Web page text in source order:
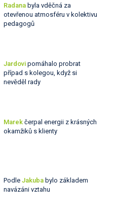
Radanabyla vděčná za
otevřenou atmosféru v kolektivu
pedagogů
Jardovi pomáhalo probrat
případ s kolegou, když si
nevěděl rady
Marekčerpal energii z krásných
okamžiků s klienty
PodleJakubabylo základem
navázáni vztahu